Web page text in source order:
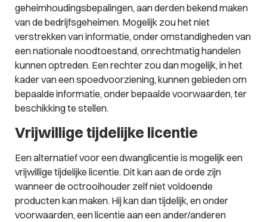
geheimhoudingsbepalingen, aan derden bekend maken
van de bedrijfsgeheimen. Mogelijk zou het niet
verstrekken van informatie, onder omstandigheden van
een nationale noodtoestand, onrechtmatig handelen
kunnen optreden. Een rechter zou dan mogelijk, in het
kader van een spoedvoorziening, kunnen gebieden om
bepaalde informatie, onder bepaalde voorwaarden, ter
beschikking te stellen.
Vrijwillige tijdelijke licentie
Een alternatief voor een dwanglicentie is mogelijk een
vrijwillige tijdelijke licentie. Dit kan aan de orde zijn
wanneer de octrooihouder zelf niet voldoende
producten kan maken. Hij kan dan tijdelijk, en onder
voorwaarden, een licentie aan een ander/anderen